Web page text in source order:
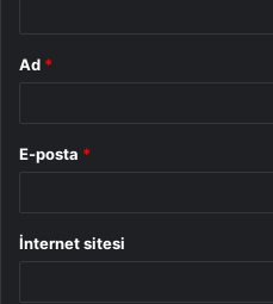
Ad *
E-posta *
İnternet sitesi